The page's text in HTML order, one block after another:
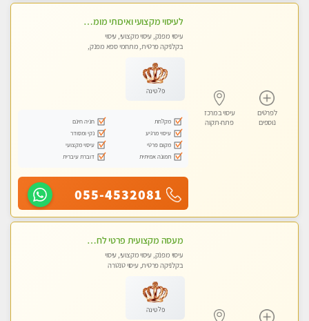
לפרטים
נוספים
עיסוי במרכז
פתח-תקוה
לעיסוי מקצועי ואיכותי מומלץ מאוד!! ממתינה לך שתגיע , מעסה פרטית … ❤️
עיסוי מפנק, עיסוי מקצועי, עיסוי
בקלניקה פרטית, מתחמי ספא מפנק,
פלטינה
מקלחת
חניה חינם
עיסוי מרגיע
נקי ומסודר
מקום פרטי
עיסוי מקצועי
תמונה אמיתית
דוברת עיברית
055-4532081
מעסה מקצועית פרטי לחלוטין .ללא מין !!!
עיסוי מפנק, עיסוי מקצועי, עיסוי
בקלניקה פרטית, עיסוי טנטרה
פלטינה